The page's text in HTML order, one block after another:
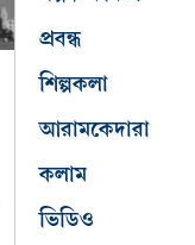
প্রবন্ধ
শিল্পকলা
আরামকেদারা
কলাম
ভিডিও